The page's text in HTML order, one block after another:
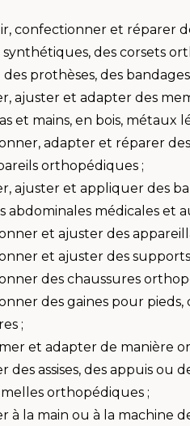
confectionner et réparer
synthétiques, des corsets
des prothèses, des
ajuster et adapter des
et mains, en bois, métaux
adapter et réparer
orthopédiques ;
ajuster et appliquer des
abdominales médicales et
et ajuster des
et ajuster des
des chaussures
des gaines pour
;
et adapter de manière
des assises, des appuis ou
orthopédiques ;
à la main ou à la machine